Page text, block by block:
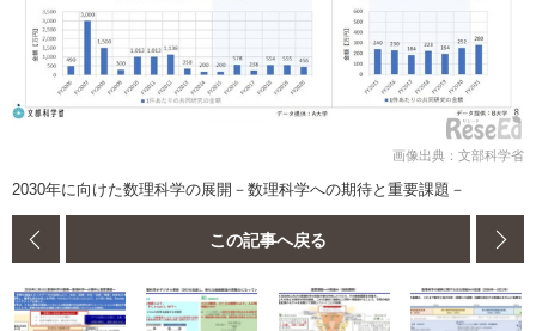
画像出典：文部科学省
2030年に向けた数理科学の展開－数理科学への期待と重要課題－
この記事へ戻る